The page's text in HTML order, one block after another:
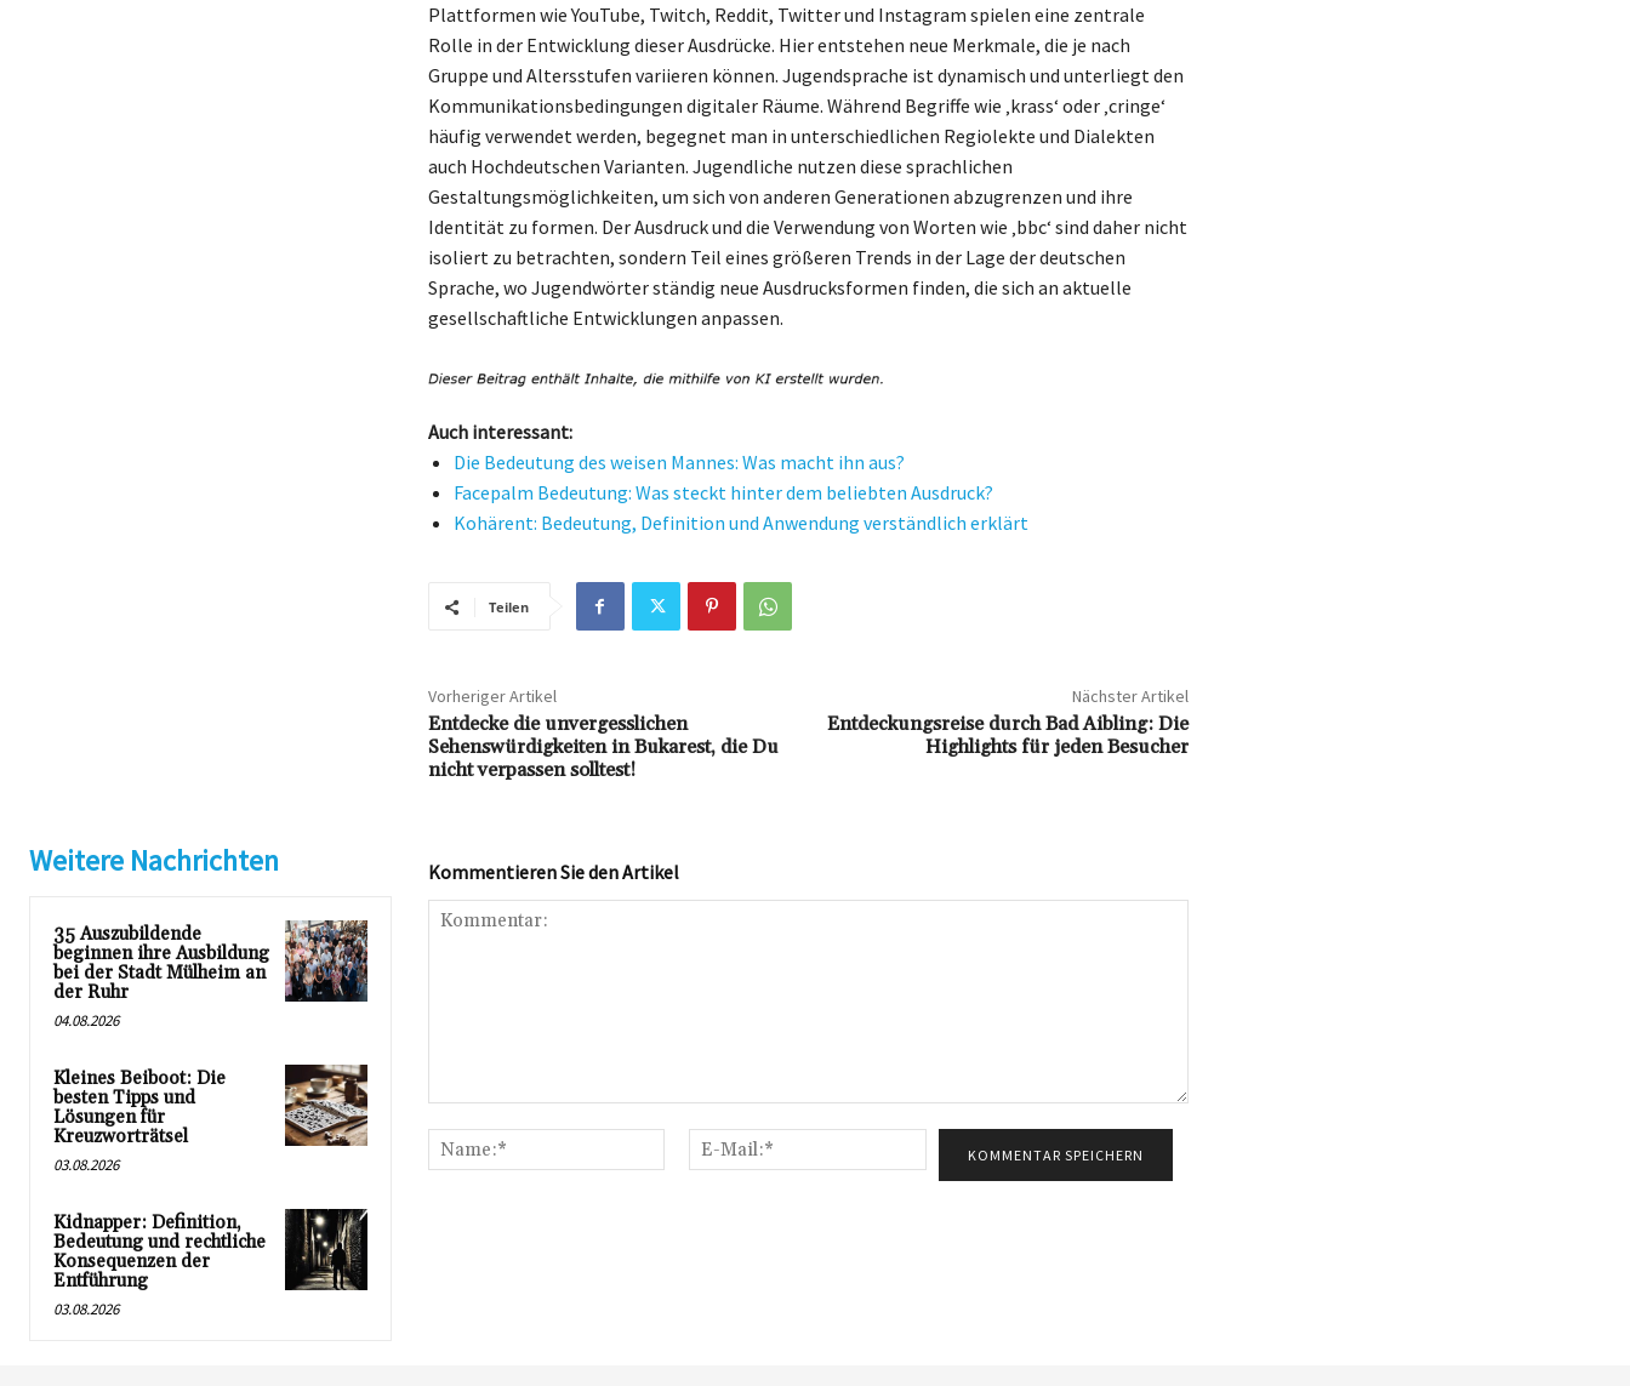
Plattformen wie YouTube, Twitch, Reddit, Twitter und Instagram spielen eine zentrale
Rolle in der Entwicklung dieser Ausdrücke. Hier entstehen neue Merkmale, die je nach
Gruppe und Altersstufen variieren können. Jugendsprache ist dynamisch und unterliegt den
Kommunikationsbedingungen digitaler Räume. Während Begriffe wie ‚krass‘ oder ‚cringe‘
häufig verwendet werden, begegnet man in unterschiedlichen Regiolekte und Dialekten
auch Hochdeutschen Varianten. Jugendliche nutzen diese sprachlichen
Gestaltungsmöglichkeiten, um sich von anderen Generationen abzugrenzen und ihre
Identität zu formen. Der Ausdruck und die Verwendung von Worten wie ‚bbc‘ sind daher nicht
isoliert zu betrachten, sondern Teil eines größeren Trends in der Lage der deutschen
Sprache, wo Jugendwörter ständig neue Ausdrucksformen finden, die sich an aktuelle
gesellschaftliche Entwicklungen anpassen.
Auch interessant:
Die Bedeutung des weisen Mannes: Was macht ihn aus?
Facepalm Bedeutung: Was steckt hinter dem beliebten Ausdruck?
Kohärent: Bedeutung, Definition und Anwendung verständlich erklärt
Teilen
Vorheriger Artikel
Entdecke die unvergesslichen
Sehenswürdigkeiten in Bukarest, die Du
nicht verpassen solltest!
Nächster Artikel
Entdeckungsreise durch Bad Aibling: Die
Highlights für jeden Besucher
Weitere Nachrichten
35 Auszubildende
beginnen ihre Ausbildung
bei der Stadt Mülheim an
der Ruhr
04.08.2026
Kleines Beiboot: Die
besten Tipps und
Lösungen für
Kreuzworträtsel
03.08.2026
Kidnapper: Definition,
Bedeutung und rechtliche
Konsequenzen der
Entführung
03.08.2026
Kommentieren Sie den Artikel
Name:*
Mail:*